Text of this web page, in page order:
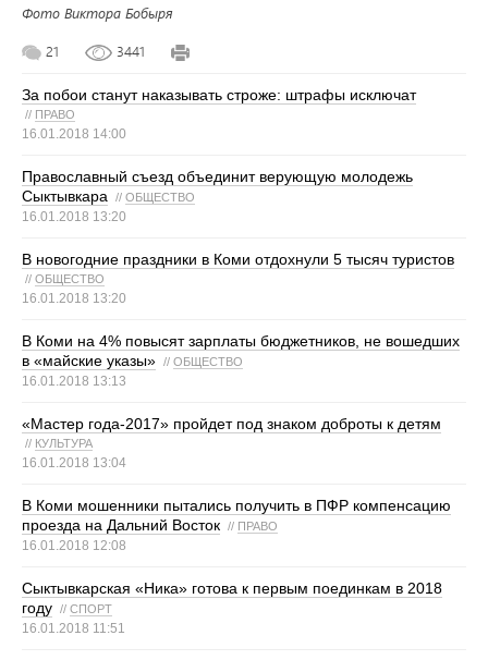
Фото Виктора Бобыря
21 3441
За побои станут наказывать строже: штрафы исключат
// ПРАВО
16.01.2018 14:00
Православный съезд объединит верующую молодежь
Сыктывкара
// ОБЩЕСТВО
16.01.2018 13:20
В новогодние праздники в Коми отдохнули 5 тысяч туристов
// ОБЩЕСТВО
16.01.2018 13:20
В Коми на 4% повысят зарплаты бюджетников, не вошедших
в «майские указы» // ОБЩЕСТВО
16.01.2018 13:13
«Мастер года-2017» пройдет под знаком доброты к детям
// КУЛЬТУРА
16.01.2018 13:04
В Коми мошенники пытались получить в ПФР компенсацию
проезда на Дальний Восток // ПРАВО
16.01.2018 12:08
Сыктывкарская «Ника» готова к первым поединкам в 2018
году // СПОРТ
16.01.2018 11:51